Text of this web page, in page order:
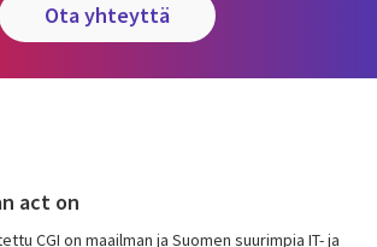
ota yhteyttä
act on
CGI on maailman ja Suomen suurimpia IT- ja